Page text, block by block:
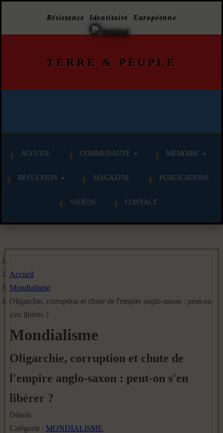
Résistance Identitaire Européenne
TERRE & PEUPLE
ACCUEIL COMMUNAUTÉ MÉMOIRE
RÉFLEXION MAGAZINE PUBLICATIONS
VIDÉOS CONTACT
Accueil
Mondialisme
Oligarchie, corruption et chute de l'empire anglo-saxon : peut-on
s'en libérer ?
Mondialisme
Oligarchie, corruption et chute de
l'empire anglo-saxon : peut-on s'en
libérer ?
Détails
Catégorie : MONDIALISME